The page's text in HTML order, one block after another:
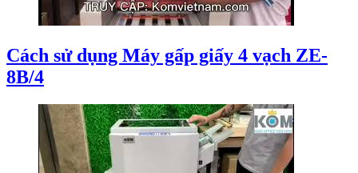
Cách sử dụng Máy gấp giấy 4 vạch ZE-
8B/4